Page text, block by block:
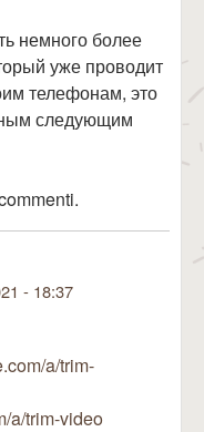
немного более
уже проводит
телефонам, это
следующим
- 18:37
a/trim-
a/trim-video